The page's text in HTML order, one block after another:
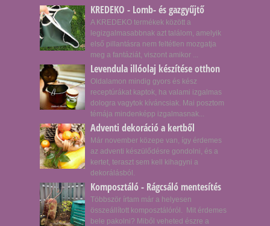
KREDEKO - Lomb- és gazgyűjtő
A KREDEKO termékek között a
legizgalmasabbnak azt találom, amelyik
első pillantásra nem feltétlen mozgatja
meg a fantáziát, viszont amikor ...
Levendula illóolaj készítése otthon
Oldalamon mindig gyors és kész
receptúrákat kaptok, ha valami izgalmas
dologra vagytok kíváncsiak. Mai posztom
témája mindenképp izgalmasnak...
Adventi dekoráció a kertből
Már november közepe van, így érdemes
az adventi készülődésre gondolni, és a
kertet, teraszt sem kell kihagyni a
dekorálásból.
Komposztáló - Rágcsáló mentesítés
Többször írtam már a helyesen
összeállított komposztálóról. Mit érdemes
bele pakolni? Miből veheted észre a